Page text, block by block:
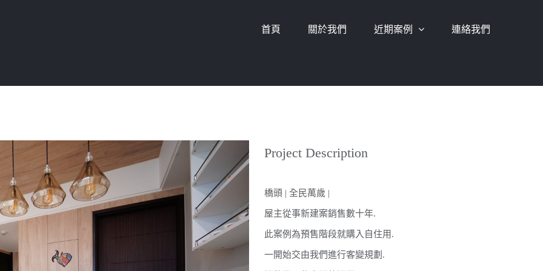
首頁 關於我們 近期案例 連絡我們
Project Description
橋頭 | 全民萬歲 |
屋主從事新建案銷售數十年.
此案例為預售階段就購入自住用.
一開始交由我們進行客變規劃.